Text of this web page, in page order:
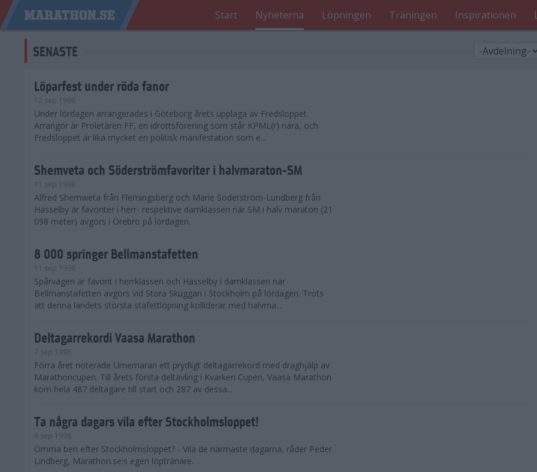
Start Nyheterna Löpningen Träningen Inspirationen
SENASTE
Löparfest under röda fanor
12 sep 1998
Under lördagen arrangerades i Göteborg årets upplaga av Fredsloppet.
Arrangör är Proletären FF, en idrottsförening som står KPML(r) nära, och
Fredsloppet är lika mycket en politisk manifestation som e...
Shemveta och Söderströmfavoriter i halvmaraton-SM
11 sep 1998
Alfred Shemweta från Flemingsberg och Marie Söderström-Lundberg från
Hässelby är favoriter i herr- respektive damklassen när SM i halv maraton (21
098 meter) avgörs i Örebro på lördagen.
8 000 springer Bellmanstafetten
11 sep 1998
Spårvägen är favorit i herrklassen och Hässelby i damklassen när
Bellmanstafetten avgörs vid Stora Skuggan i Stockholm på lördagen. Trots
att denna landets största stafettlöpning kolliderar med halvma...
Deltagarrekordi Vaasa Marathon
7 sep 1998
Förra året noterade Umemaran ett prydligt deltagarrekord med draghjälp av
Marathoncupen. Till årets första deltävling i Kvarken Cupen, Vaasa Marathon
kom hela 487 deltagare till start och 287 av dessa...
Ta några dagars vila efter Stockholmsloppet!
6 sep 1998
Ömma ben efter Stockholmsloppet? - Vila de närmaste dagarna, råder Peder
Lindberg, Marathon.se:s egen löptränare.